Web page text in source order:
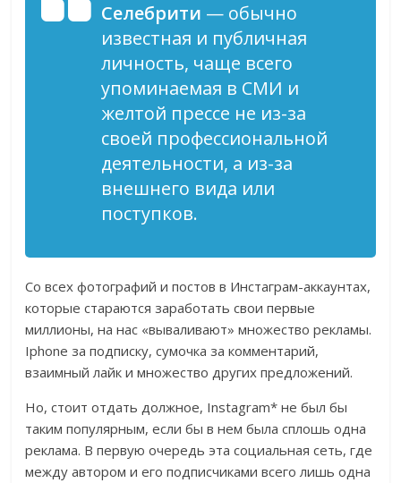
Селебрити — обычно
известная и публичная
личность, чаще всего
упоминаемая в СМИ и
желтой прессе не из-за
своей профессиональной
деятельности, а из-за
внешнего вида или
поступков.
Со всех фотографий и постов в Инстаграм-аккаунтах,
которые стараются заработать свои первые
миллионы, на нас «вываливают» множество рекламы.
Iphone за подписку, сумочка за комментарий,
взаимный лайк и множество других предложений.
Но, стоит отдать должное, Instagram* не был бы
таким популярным, если бы в нем была сплошь одна
реклама. В первую очередь эта социальная сеть, где
между автором и его подписчиками всего лишь одна